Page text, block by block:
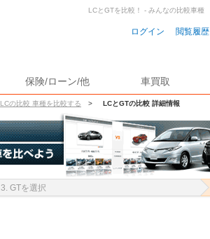
ログイン 閲覧履歴
保険/ローン/他 車買取
LCの比較 車種を比較する > LCとGTの比較 詳細情報
LCとGTを比較！ - みんなの比較車種
3. GTを選択